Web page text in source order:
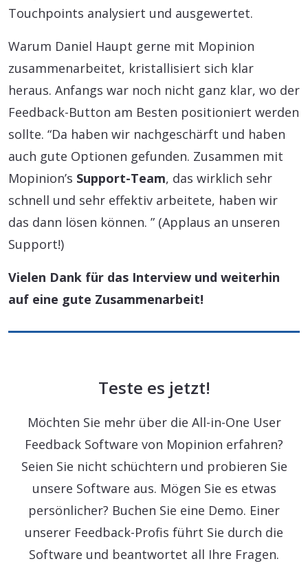
Touchpoints analysiert und ausgewertet.
Warum Daniel Haupt gerne mit Mopinion
zusammenarbeitet, kristallisiert sich klar
heraus. Anfangs war noch nicht ganz klar, wo der
Feedback-Button am Besten positioniert werden
sollte. “Da haben wir nachgeschärft und haben
auch gute Optionen gefunden. Zusammen mit
Mopinion’s Support-Team, das wirklich sehr
schnell und sehr effektiv arbeitete, haben wir
das dann lösen können. ” (Applaus an unseren
Support!)
Vielen Dank für das Interview und weiterhin
auf eine gute Zusammenarbeit!
Teste es jetzt!
Möchten Sie mehr über die All-in-One User
Feedback Software von Mopinion erfahren?
Seien Sie nicht schüchtern und probieren Sie
unsere Software aus. Mögen Sie es etwas
persönlicher? Buchen Sie eine Demo. Einer
unserer Feedback-Profis führt Sie durch die
Software und beantwortet all Ihre Fragen.